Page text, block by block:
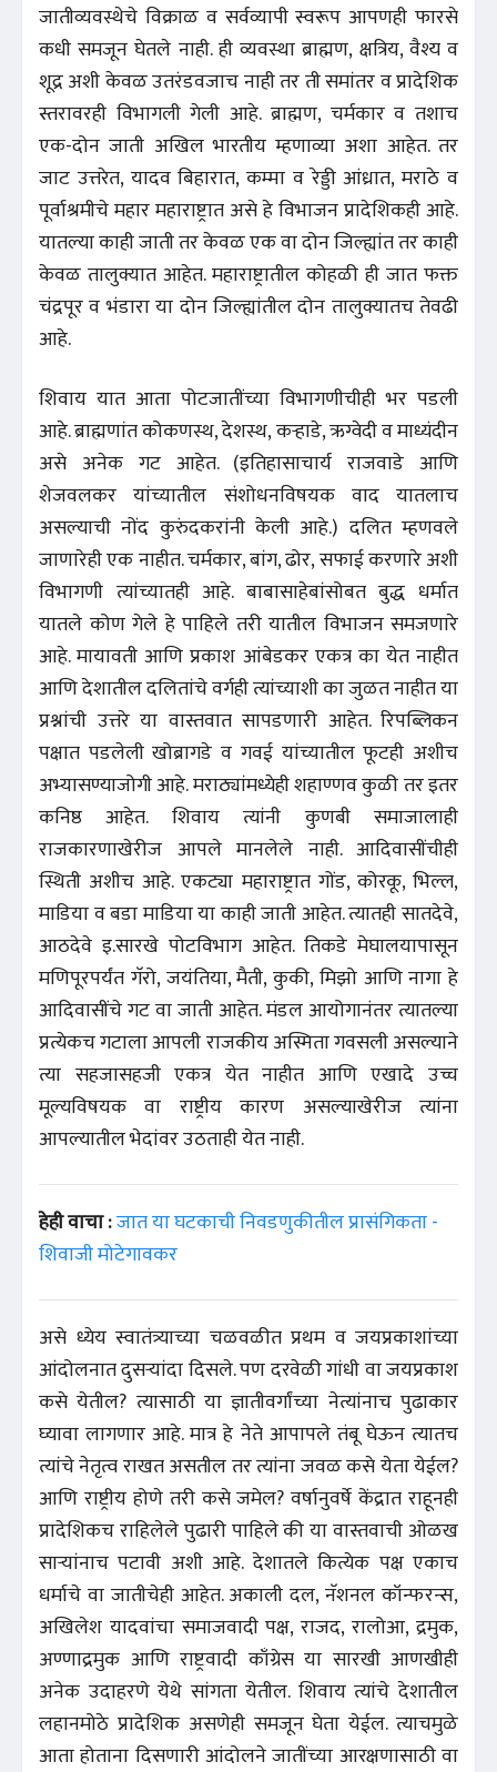
जातीव्यवस्थेचे विक्राळ व सर्वव्यापी स्वरूप आपणही फारसे
कधी समजून घेतले नाही. ही व्यवस्था ब्राह्मण, क्षत्रिय, वैश्य व
शूद्र अशी केवळ उतरंडवजाच नाही तर ती समांतर व प्रादेशिक
स्तरावरही विभागली गेली आहे. ब्राह्मण, चर्मकार व तशाच
एक-दोन जाती अखिल भारतीय म्हणाव्या अशा आहेत. तर
जाट उत्तरेत, यादव बिहारात, कम्मा व रेड्डी आंध्रात, मराठे व
पूर्वाश्रमीचे महार महाराष्ट्रात असे हे विभाजन प्रादेशिकही आहे.
यातल्या काही जाती तर केवळ एक वा दोन जिल्ह्यांत तर काही
केवळ तालुक्यात आहेत. महाराष्ट्रातील कोहळी ही जात फक्त
चंद्रपूर व भंडारा या दोन जिल्ह्यांतील दोन तालुक्यातच तेवढी
आहे.
शिवाय यात आता पोटजातींच्या विभागणीचीही भर पडली
आहे. ब्राह्मणांत कोकणस्थ, देशस्थ, कऱ्हाडे, ऋग्वेदी व माध्यंदीन
असे अनेक गट आहेत. (इतिहासाचार्य राजवाडे आणि
शेजवलकर यांच्यातील संशोधनविषयक वाद यातलाच
असल्याची नोंद कुरुंदकरांनी केली आहे.) दलित म्हणवले
जाणारेही एक नाहीत. चर्मकार, बांग, ढोर, सफाई करणारे अशी
विभागणी त्यांच्यातही आहे. बाबासाहेबांसोबत बुद्ध धर्मात
यातले कोण गेले हे पाहिले तरी यातील विभाजन समजणारे
आहे. मायावती आणि प्रकाश आंबेडकर एकत्र का येत नाहीत
आणि देशातील दलितांचे वर्गही त्यांच्याशी का जुळत नाहीत या
प्रश्नांची उत्तरे या वास्तवात सापडणारी आहेत. रिपब्लिकन
पक्षात पडलेली खोब्रागडे व गवई यांच्यातील फूटही अशीच
अभ्यासण्याजोगी आहे. मराठ्यांमध्येही शहाण्णव कुळी तर इतर
कनिष्ठ आहेत. शिवाय त्यांनी कुणबी समाजालाही
राजकारणाखेरीज आपले मानलेले नाही. आदिवासींचीही
स्थिती अशीच आहे. एकट्या महाराष्ट्रात गोंड, कोरकू, भिल्ल,
माडिया व बडा माडिया या काही जाती आहेत. त्यातही सातदेवे,
आठदेवे इ.सारखे पोटविभाग आहेत. तिकडे मेघालयापासून
मणिपूरपर्यंत गॅरो, जयंतिया, मैती, कुकी, मिझो आणि नागा हे
आदिवासींचे गट वा जाती आहेत. मंडल आयोगानंतर त्यातल्या
प्रत्येकच गटाला आपली राजकीय अस्मिता गवसली असल्याने
त्या सहजासहजी एकत्र येत नाहीत आणि एखादे उच्च
मूल्यविषयक वा राष्ट्रीय कारण असल्याखेरीज त्यांना
आपल्यातील भेदांवर उठताही येत नाही.
हेही वाचा :जात या घटकाची निवडणुकीतील प्रासंगिकता -
शिवाजी मोटेगावकर
असे ध्येय स्वातंत्र्याच्या चळवळीत प्रथम व जयप्रकाशांच्या
आंदोलनात दुसऱ्यांदा दिसले. पण दरवेळी गांधी वा जयप्रकाश
कसे येतील? त्यासाठी या ज्ञातीवर्गांच्या नेत्यांनाच पुढाकार
घ्यावा लागणार आहे. मात्र हे नेते आपापले तंबू घेऊन त्यातच
त्यांचे नेतृत्व राखत असतील तर त्यांना जवळ कसे येता येईल?
आणि राष्ट्रीय होणे तरी कसे जमेल? वर्षानुवर्षे केंद्रात राहूनही
प्रादेशिकच राहिलेले पुढारी पाहिले की या वास्तवाची ओळख
साऱ्यांनाच पटावी अशी आहे. देशातले कित्येक पक्ष एकाच
धर्माचे वा जातीचेही आहेत. अकाली दल, नॅशनल कॉन्फरन्स,
अखिलेश यादवांचा समाजवादी पक्ष, राजद, रालोआ, द्रमुक,
अण्णाद्रमुक आणि राष्ट्रवादी काँग्रेस या सारखी आणखीही
अनेक उदाहरणे येथे सांगता येतील. शिवाय त्यांचे देशातील
लहानमोठे प्रादेशिक असणेही समजून घेता येईल. त्याचमुळे
आता होताना दिसणारी आंदोलने जातींच्या आरक्षणासाठी वा